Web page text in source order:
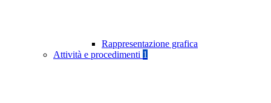
Rappresentazione grafica
Attività e procedimenti 1